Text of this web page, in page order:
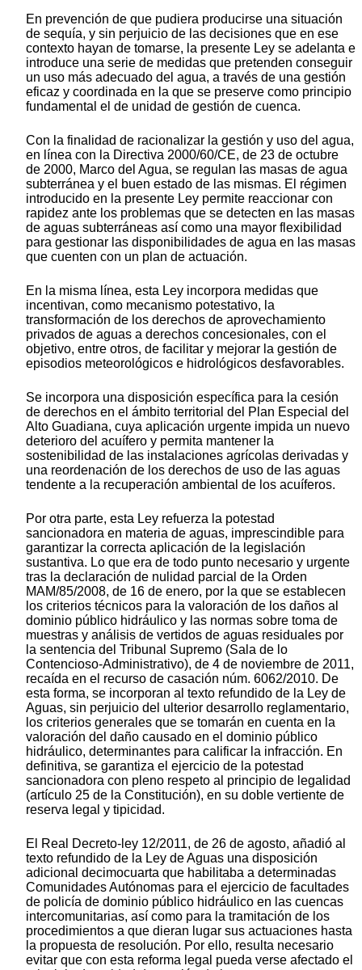
En prevención de que pudiera producirse una situación
de sequía, y sin perjuicio de las decisiones que en ese
contexto hayan de tomarse, la presente Ley se adelanta e
introduce una serie de medidas que pretenden conseguir
un uso más adecuado del agua, a través de una gestión
eficaz y coordinada en la que se preserve como principio
fundamental el de unidad de gestión de cuenca.
Con la finalidad de racionalizar la gestión y uso del agua,
en línea con la Directiva 2000/60/CE, de 23 de octubre
de 2000, Marco del Agua, se regulan las masas de agua
subterránea y el buen estado de las mismas. El régimen
introducido en la presente Ley permite reaccionar con
rapidez ante los problemas que se detecten en las masas
de aguas subterráneas así como una mayor flexibilidad
para gestionar las disponibilidades de agua en las masas
que cuenten con un plan de actuación.
En la misma línea, esta Ley incorpora medidas que
incentivan, como mecanismo potestativo, la
transformación de los derechos de aprovechamiento
privados de aguas a derechos concesionales, con el
objetivo, entre otros, de facilitar y mejorar la gestión de
episodios meteorológicos e hidrológicos desfavorables.
Se incorpora una disposición específica para la cesión
de derechos en el ámbito territorial del Plan Especial del
Alto Guadiana, cuya aplicación urgente impida un nuevo
deterioro del acuífero y permita mantener la
sostenibilidad de las instalaciones agrícolas derivadas y
una reordenación de los derechos de uso de las aguas
tendente a la recuperación ambiental de los acuíferos.
Por otra parte, esta Ley refuerza la potestad
sancionadora en materia de aguas, imprescindible para
garantizar la correcta aplicación de la legislación
sustantiva. Lo que era de todo punto necesario y urgente
tras la declaración de nulidad parcial de la Orden
MAM/85/2008, de 16 de enero, por la que se establecen
los criterios técnicos para la valoración de los daños al
dominio público hidráulico y las normas sobre toma de
muestras y análisis de vertidos de aguas residuales por
la sentencia del Tribunal Supremo (Sala de lo
Contencioso-Administrativo), de 4 de noviembre de 2011,
recaída en el recurso de casación núm. 6062/2010. De
esta forma, se incorporan al texto refundido de la Ley de
Aguas, sin perjuicio del ulterior desarrollo reglamentario,
los criterios generales que se tomarán en cuenta en la
valoración del daño causado en el dominio público
hidráulico, determinantes para calificar la infracción. En
definitiva, se garantiza el ejercicio de la potestad
sancionadora con pleno respeto al principio de legalidad
(artículo 25 de la Constitución), en su doble vertiente de
reserva legal y tipicidad.
El Real Decreto-ley 12/2011, de 26 de agosto, añadió al
texto refundido de la Ley de Aguas una disposición
adicional decimocuarta que habilitaba a determinadas
Comunidades Autónomas para el ejercicio de facultades
de policía de dominio público hidráulico en las cuencas
intercomunitarias, así como para la tramitación de los
procedimientos a que dieran lugar sus actuaciones hasta
la propuesta de resolución. Por ello, resulta necesario
evitar que con esta reforma legal pueda verse afectado el